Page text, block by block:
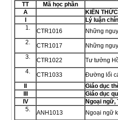
TT
Mã học phần
A
KIẾN
Lý luận
1.
CTR1016
Những
2.
CTR1017
Những
3.
CTR1022
Tư tưởng
4.
CTR1033
Đường lối
Giáo dục
Giáo dục
IV
Ngoại ngữ,
5.
ANH1013
Ngoại ngữ